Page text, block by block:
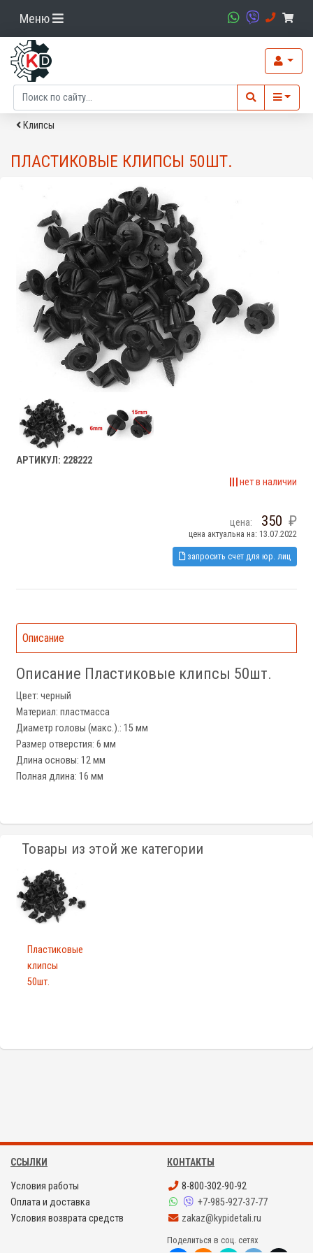
Меню
Клипсы
ПЛАСТИКОВЫЕ КЛИПСЫ 50ШТ.
АРТИКУЛ: 228222
нет в наличии
цена: 350
цена актуальна на: 13.07.2022
запросить счет для юр. лиц
Описание
Описание Пластиковые клипсы 50шт.
Цвет: черный
Материал: пластмасса
Диаметр головы (макс.).: 15 мм
Размер отверстия: 6 мм
Длина основы: 12 мм
Полная длина: 16 мм
Товары из этой же категории
Пластиковые
клипсы
50шт.
ССЫЛКИ
Условия работы
Оплата и доставка
Условия возврата средств
КОНТАКТЫ
8-800-302-90-92
+7-985-927-37-77
zakaz@kypidetali.ru
Поделиться в соц. сетях